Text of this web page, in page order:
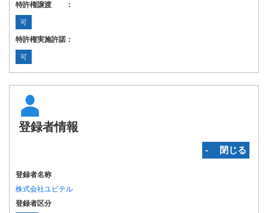
特許権譲渡 ：
可
特許権実施許諾：
可
登録者情報
‐ 閉じる
登録者名称
株式会社ユピテル
登録者区分